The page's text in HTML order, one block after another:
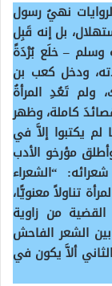
نهيُ رسول
بل إنه قَبِل
وسلم – خلَع بُرْدَةً
ودخل كعب بن
ولم تَعُدِ المرأةُ
كاملة، وظهر
لم يكتبوا إلاَّ في
مؤرخو الأدب
“الشعراء
تناولاً معنويًّا،
من زاوية
الشعر الفاحش
ألاَّ يكون في